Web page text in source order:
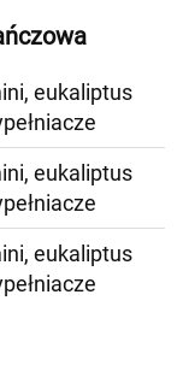
eukaliptus
eukaliptus
eukaliptus